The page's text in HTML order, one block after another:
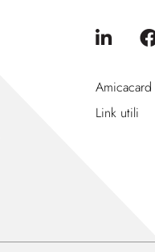
Amicacard
Link utili